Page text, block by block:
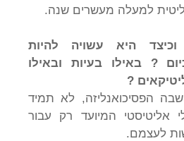
למעלה מעשרים שנה.
וכיצד היא עשויה להיות
? באילו בעיות ובאילו
?
הפסיכואנליזה, לא תמיד
אליטיסטי המיועד רק עבור
לעצמם.